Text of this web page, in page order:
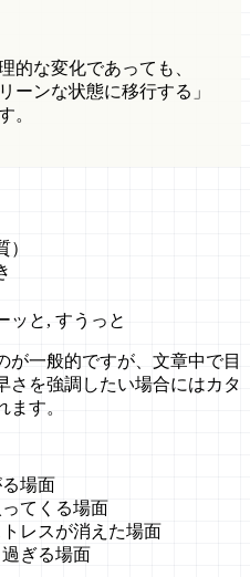
的な変化であっても、
ーンな状態に移行する」
。
ッと, すうっと
が一般的ですが、文章中で目
さを強調したい場合にはカタ
す。
場面
てくる場面
レスが消えた場面
ぎる場面